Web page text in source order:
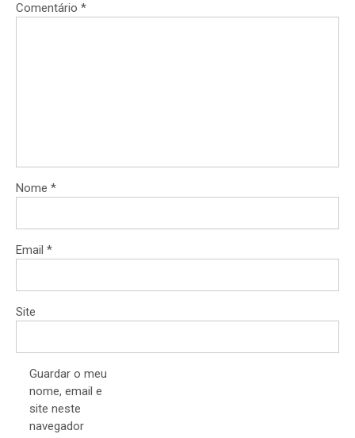
Comentário *
Nome *
Email *
Site
Guardar o meu
nome, email e
site neste
navegador